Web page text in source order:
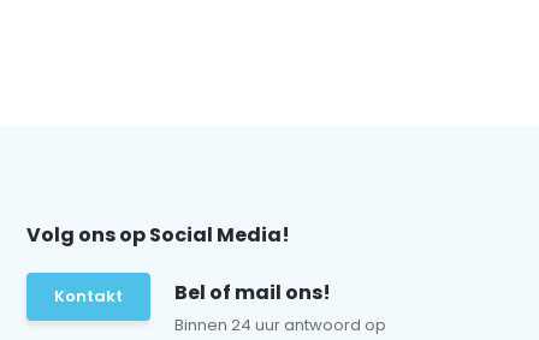
Volg ons op Social Media!
Kontakt Bel of mail ons!
Binnen 24 uur antwoord op